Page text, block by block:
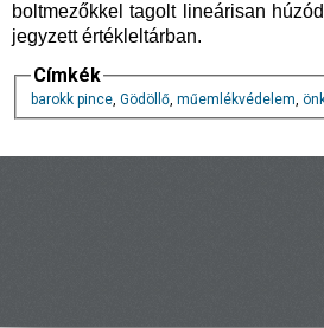
boltmezőkkel tagolt lineárisan
jegyzett értékleltárban.
Címkék
barokk pince, Gödöllő, műemlékvédelem,